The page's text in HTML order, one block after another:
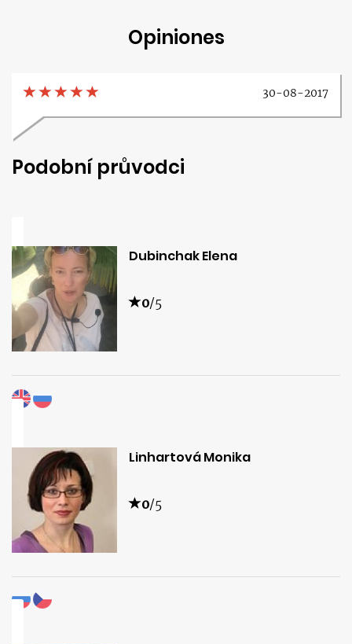
Opiniones
30-08-2017
Podobní průvodci
Dubinchak Elena
0/5
Linhartová Monika
0/5